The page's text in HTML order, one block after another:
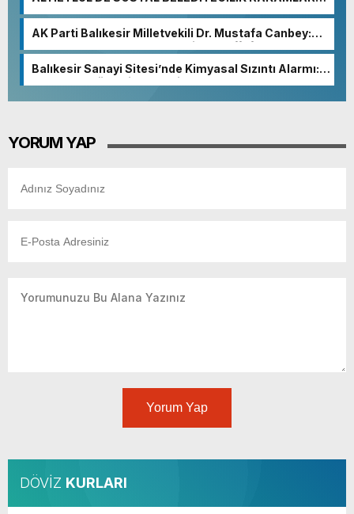
AK Parti Balıkesir Milletvekili Dr. Mustafa Canbey:
“Medyanın varlığı, demokratik ve şeffaf toplumun
Balıkesir Sanayi Sitesi’nde Kimyasal Sızıntı Alarmı:
52. Sokak Güvenlik Nedeniyle Boşaltıldı
YORUM YAP
Yorum Yap
DÖVİZ KURLARI